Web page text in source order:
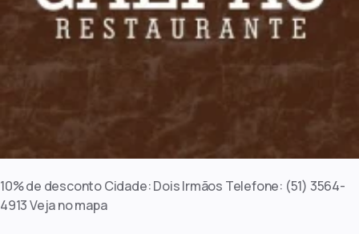
10% de desconto Cidade: Dois Irmãos Telefone: (51) 3564-
4913 Veja no mapa